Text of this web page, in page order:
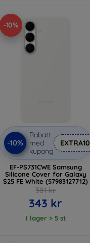
-10%
-10%
Rabatt
med
kupong
EXTRA10
EF-PS731CWE Samsung
Silicone Cover for Galaxy
S25 FE White (57983127712)
381 kr
343 kr
I lager > 5 st